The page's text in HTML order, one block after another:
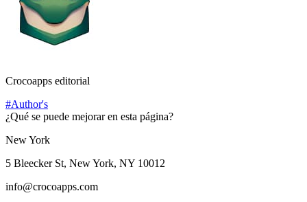
Crocoapps editorial
#Author's
¿Qué se puede mejorar en esta página?
New York
5 Bleecker St, New York, NY 10012
info@crocoapps.com